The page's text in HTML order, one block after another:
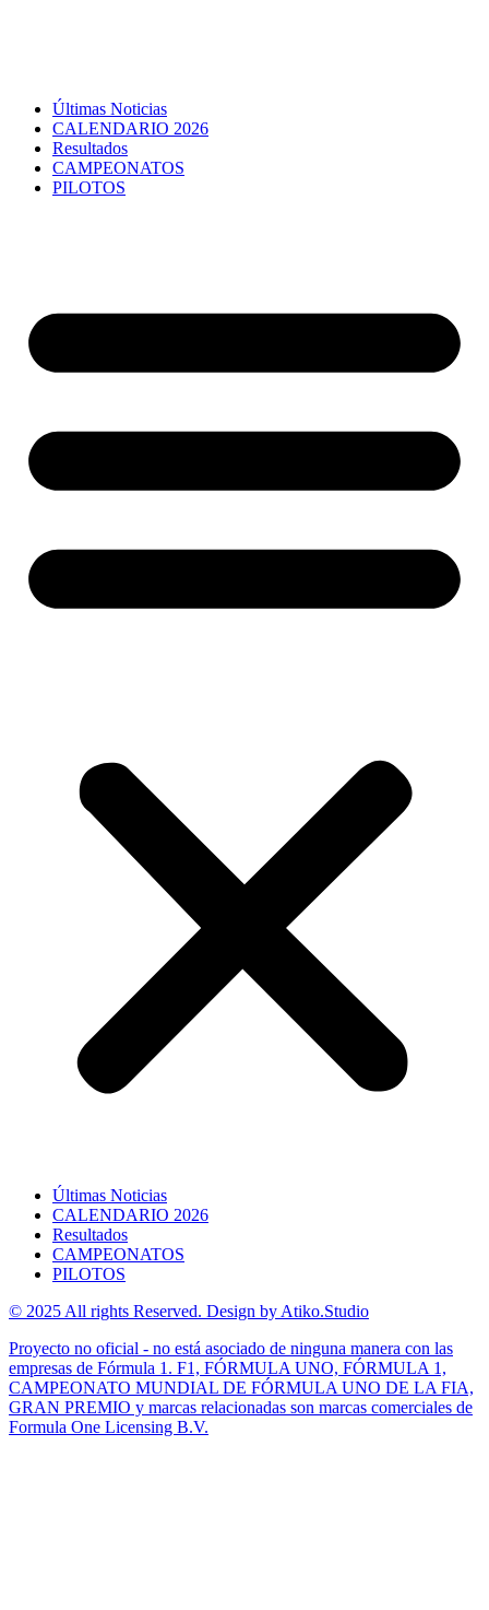
Últimas Noticias
CALENDARIO 2026
Resultados
CAMPEONATOS
PILOTOS
Últimas Noticias
CALENDARIO 2026
Resultados
CAMPEONATOS
PILOTOS
© 2025 All rights Reserved. Design by Atiko.Studio
Proyecto no oficial - no está asociado de ninguna manera con las
empresas de Fórmula 1. F1, FÓRMULA UNO, FÓRMULA 1,
CAMPEONATO MUNDIAL DE FÓRMULA UNO DE LA FIA,
GRAN PREMIO y marcas relacionadas son marcas comerciales de
Formula One Licensing B.V.